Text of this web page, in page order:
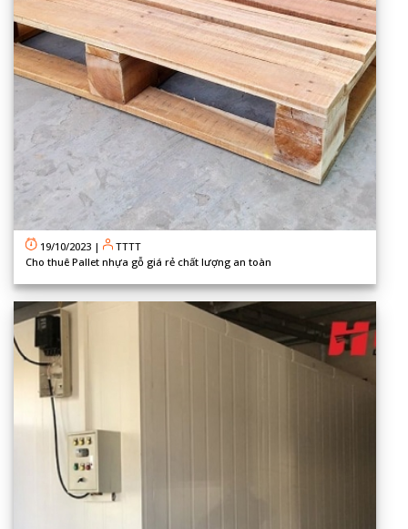
19/10/2023 |
TTTT
Cho thuê Pallet nhựa gỗ giá rẻ chất lượng an toàn